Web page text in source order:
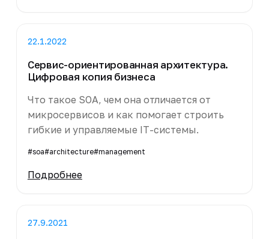
22.1.2022
Сервис-ориентированная архитектура.
Цифровая копия бизнеса
Что такое SOA, чем она отличается от
микросервисов и как помогает строить
гибкие и управляемые IT-системы.
#soa#architecture#management
Подробнее
27.9.2021